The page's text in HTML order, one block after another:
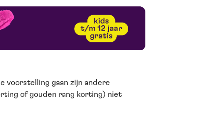
voorstelling gaan zijn andere
of gouden rang korting) niet